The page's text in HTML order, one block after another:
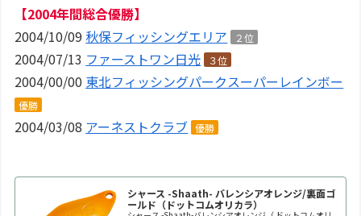
【2004年間総合優勝】
2004/10/09 秋保フィッシングエリア ２位
2004/07/13 ファーストワン日光 ３位
2004/00/00 東北フィッシングパークスーパーレインボー
優勝
2004/03/08 アーネストクラブ 優勝
シャース -Shaath- バレンシアオレンジ/裏面ゴ
ールド（ドットコムオリカラ）